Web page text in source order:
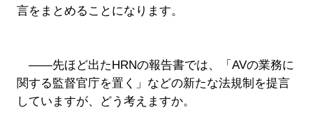
言をまとめることになります。
――先ほど出たHRNの報告書では、「AVの業務に
関する監督官庁を置く」などの新たな法規制を提言
していますが、どう考えますか。